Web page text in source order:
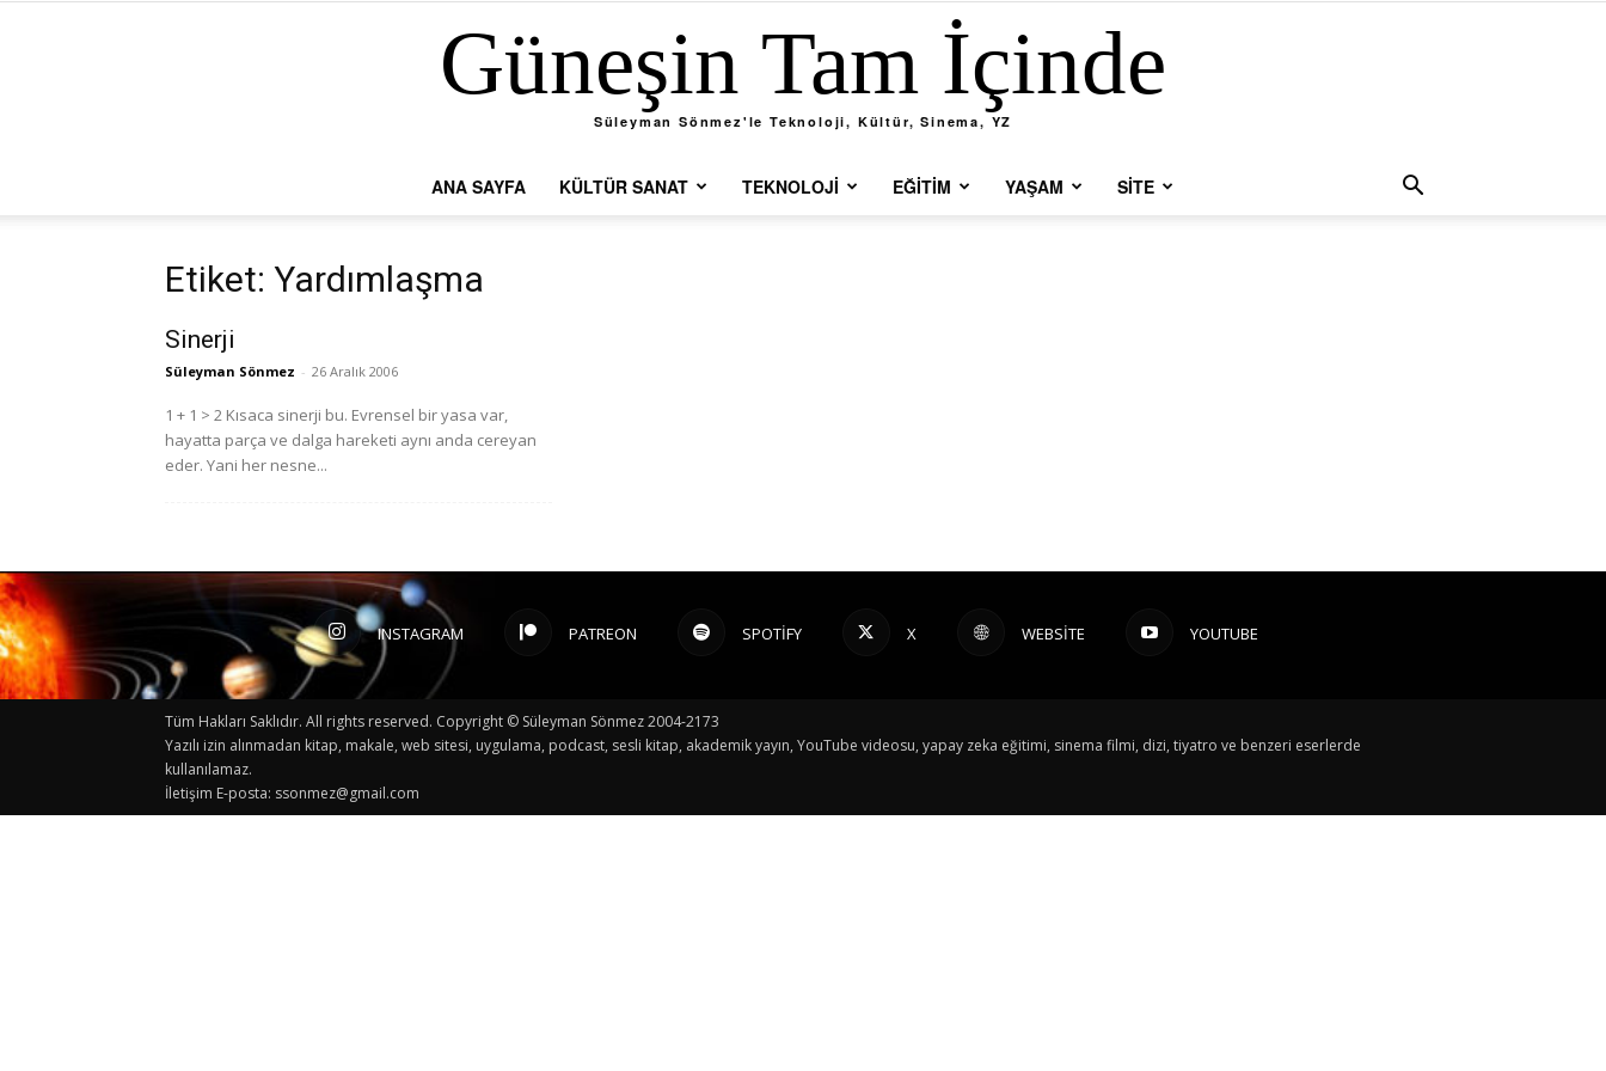
Güneşin Tam İçinde
Süleyman Sönmez'le Teknoloji, Kültür, Sinema, YZ
ANA SAYFA KÜLTÜR SANAT TEKNOLOJI EĞITIM YAŞAM SİTE
Etiket: Yardımlaşma
Sinerji
Süleyman Sönmez - 26 Aralık 2006
1 + 1 > 2 Kısaca sinerji bu. Evrensel bir yasa var,
hayatta parça ve dalga hareketi aynı anda cereyan
eder. Yani her nesne...
INSTAGRAM PATREON SPOTIFY X WEBSITE YOUTUBE
Tüm Hakları Saklıdır. All rights reserved. Copyright © Süleyman Sönmez 2004-2173
Yazılı izin alınmadan kitap, makale, web sitesi, uygulama, podcast, sesli kitap, akademik yayın, YouTube videosu, yapay zeka eğitimi, sinema filmi, dizi, tiyatro ve benzeri eserlerde
kullanılamaz.
İletişim E-posta: ssonmez@gmail.com